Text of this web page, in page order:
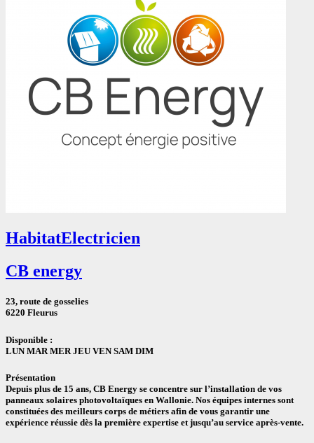
HabitatElectricien
CB energy
23, route de gosselies
6220 Fleurus
Disponible :
LUN MAR MER JEU VEN SAM DIM
Présentation
Depuis plus de 15 ans, CB Energy se concentre sur l’installation de vos
panneaux solaires photovoltaïques en Wallonie. Nos équipes internes sont
constituées des meilleurs corps de métiers afin de vous garantir une
expérience réussie dès la première expertise et jusqu’au service après-vente.